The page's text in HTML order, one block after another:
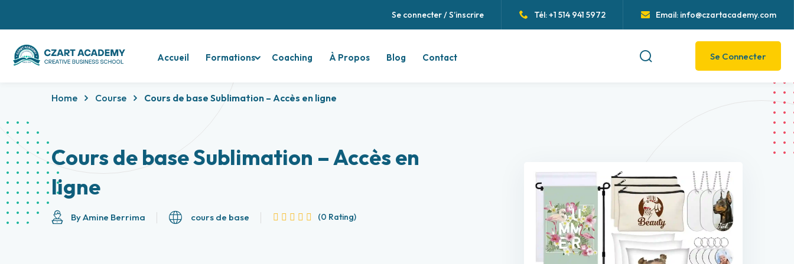
Se connecter / S’inscrire Tél: +1 514 941 5972 Email: info@czartacademy.com
Accueil Formations Coaching À Propos Blog Contact Se Connecter
Home Course Cours de base Sublimation – Accès en ligne
Cours de base Sublimation – Accès en
ligne
By Amine Berrima cours de base (0 Rating)
Sign in